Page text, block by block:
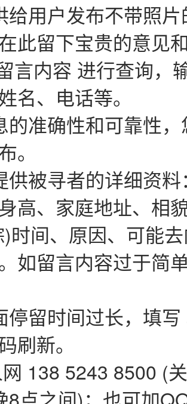
用户发布不带照片
此留下宝贵的意见和
言内容 进行查询，
名、电话等。
准确性和可靠性，
。
被寻者的详细资料
高、家庭地址、相貌
间、原因、可能去
如留言内容过于简
留时间过长，填写
刷新。
138 5243 8500 (